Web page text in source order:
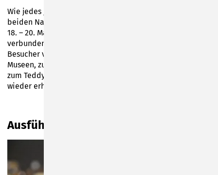
Wie jedes Jahr werden die Veranstaltungsorte in den
beiden Nachbarstädten während der Highlight-Tage vom
18. – 20. Mai wieder mit dem kostenlosen Shuttlebus
verbunden. Auch die gemeinsame Kombikarte, mit der
Besucher vergünstigt Eintritt zu allen Ausstellungen und
Museen, zur Großen Sammlerbörse in Neustadt sowie
zum Teddy- und Puppenfest in Sonneberg erhalten, wird
wieder erhältlich sein.
Ausführliche Programm-Übersicht